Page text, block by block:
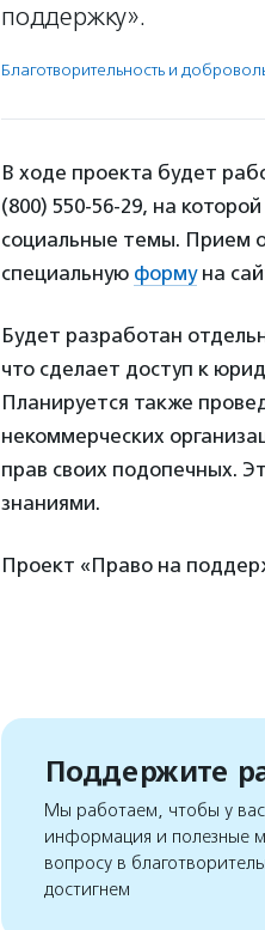
поддержку».
Благотвори­тель­ность и
В ходе проекта будет
(800) 550-56-29, на
социальные темы. Прием
специальную формуна
Будет разработан
что сделает доступ к
Планируется также
некоммерческих
прав своих подопечных.
знаниями.
Проект «Право на
Поддержите
Мы работаем, чтобы у вас
информация и полезные
вопросу в
достигнем